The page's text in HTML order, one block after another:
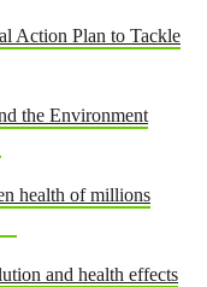
Action Plan to Tackle
the Environment
health of millions
and health effects